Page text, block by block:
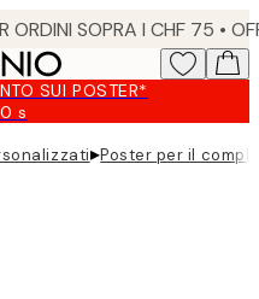
SUI POSTER*
0 s
▸Poster per il